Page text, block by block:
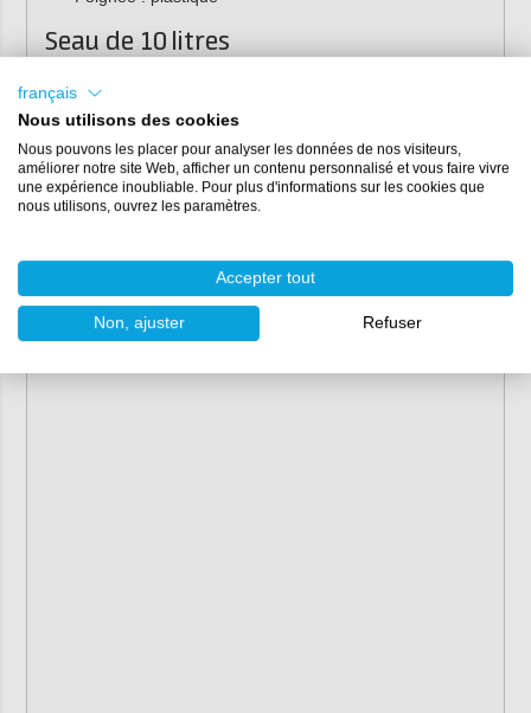
Seau de 10 litres
Hauteur : 283 mm
Poignée : métal
Seau de 20 litres
Diamètre : 305 mm
Poignée : métal
français
Nous utilisons des cookies
Nous pouvons les placer pour analyser les données de nos visiteurs,
améliorer notre site Web, afficher un contenu personnalisé et vous faire vivre
une expérience inoubliable. Pour plus d'informations sur les cookies que
nous utilisons, ouvrez les paramètres.
Accepter tout
Non, ajuster Refuser